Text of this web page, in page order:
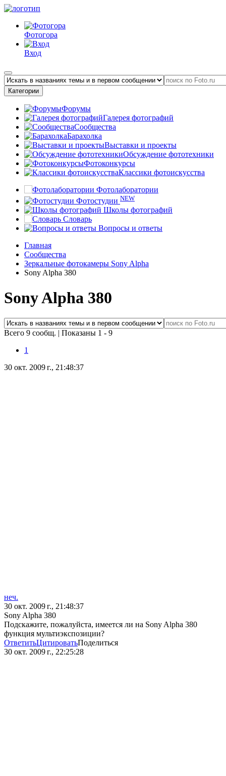
Фотогора
Вход
Категории
Форумы
Галерея фотографий
Сообщества
Барахолка
Выставки и проекты
Обсуждение фототехники
Фотоконкурсы
Классики фотоискусства
Фотолаборатории
Фотостудии NEW
Школы фотографий
Словарь
Вопросы и ответы
Главная
Сообщества
Зеркальные фотокамеры Sony Alpha
Sony Alpha 380
Sony Alpha 380
Всего 9 сообщ. | Показаны 1 - 9
1
30 окт. 2009 г., 21:48:37
неч.
30 окт. 2009 г., 21:48:37
Sony Alpha 380
Подскажите, пожалуйста, имеется ли на Sony Alpha 380
функция мультиэкспозиции?
ОтветитьЦитироватьПоделиться
30 окт. 2009 г., 22:25:28